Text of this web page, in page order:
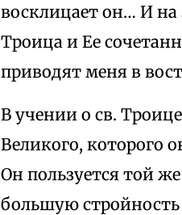
восклицает он… И
Троица и Ее
приводят меня в
В учении о св.
Великого, которого
Он пользуется той
большую стройность